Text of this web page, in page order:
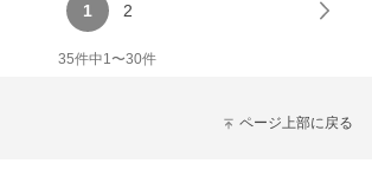
1 2
35件中1〜30件
ページ上部に戻る